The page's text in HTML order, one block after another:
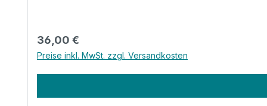
Regulärer Preis:
36,00 €
Preise inkl. MwSt. zzgl. Versandkosten